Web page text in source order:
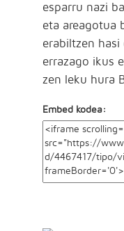
esparru nazi
eta areagotua
erabiltzen
errazago ikus
zen leku hura
Embed kodea: